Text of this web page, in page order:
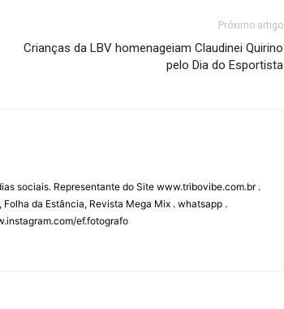
Próximo artigo
Crianças da LBV homenageiam Claudinei Quirino
pelo Dia do Esportista
sociais. Representante do Site www.tribovibe.com.br .
da Estância, Revista Mega Mix . whatsapp .
ef.fotografo